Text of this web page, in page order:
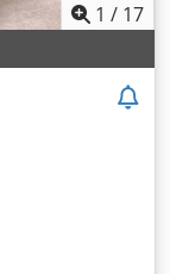
1 / 17